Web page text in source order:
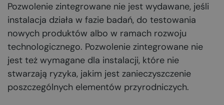
Pozwolenie zintegrowane nie jest wydawane, jeśli
instalacja działa w fazie badań, do testowania
nowych produktów albo w ramach rozwoju
technologicznego. Pozwolenie zintegrowane nie
jest też wymagane dla instalacji, które nie
stwarzają ryzyka, jakim jest zanieczyszczenie
poszczególnych elementów przyrodniczych.